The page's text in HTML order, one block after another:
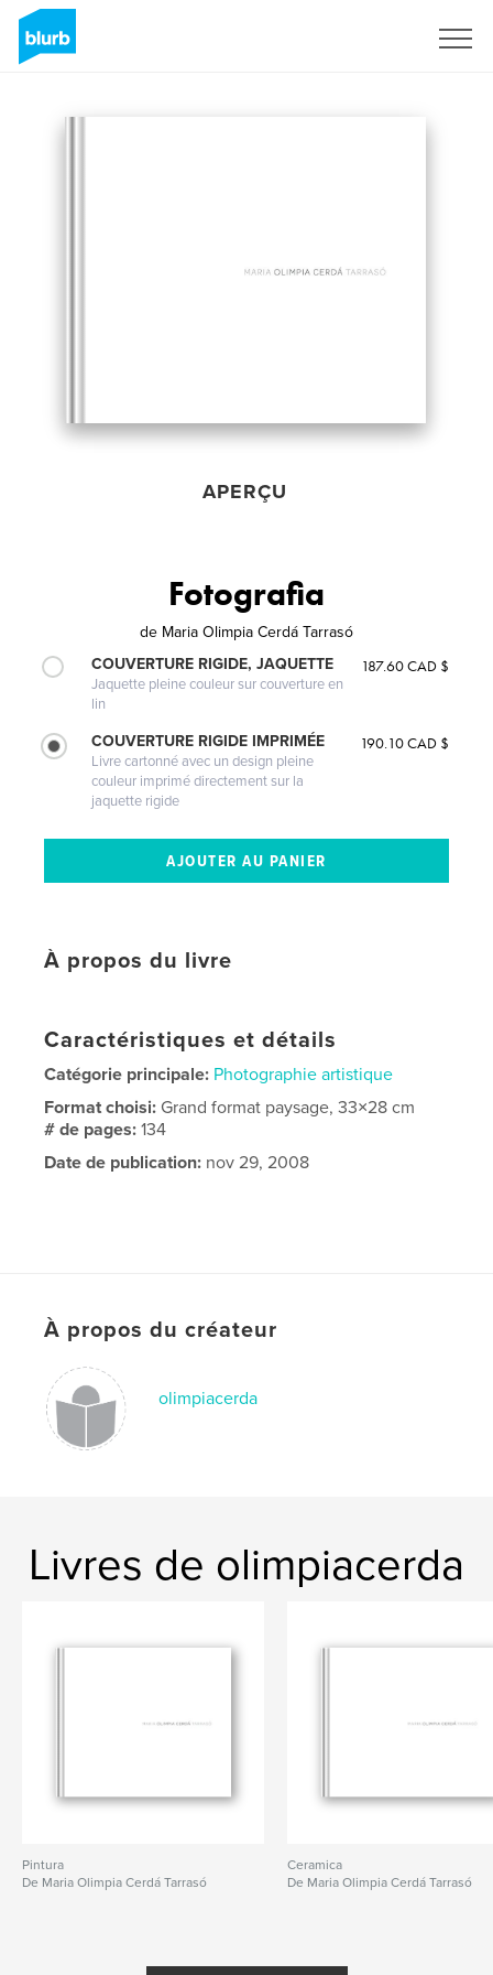
APERÇU
Fotografia
de Maria Olimpia Cerdá Tarrasó
COUVERTURE RIGIDE, JAQUETTE
Jaquette pleine couleur sur couverture en
lin
187.60 CAD $
COUVERTURE RIGIDE IMPRIMÉE
Livre cartonné avec un design pleine
couleur imprimé directement sur la
jaquette rigide
190.10 CAD $
À propos du livre
Caractéristiques et détails
Catégorie principale: Photographie artistique
Format choisi: Grand format paysage, 33×28 cm
# de pages:134
Date de publication: nov 29, 2008
À propos du créateur
olimpiacerda
Livres de olimpiacerda
Pintura
De Maria Olimpia Cerdá Tarrasó
Ceramica
De Maria Olimpia Cerdá Tarrasó